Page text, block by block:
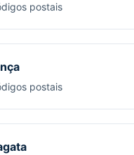
postais
postais